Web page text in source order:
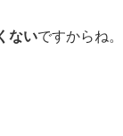
ないですからね。